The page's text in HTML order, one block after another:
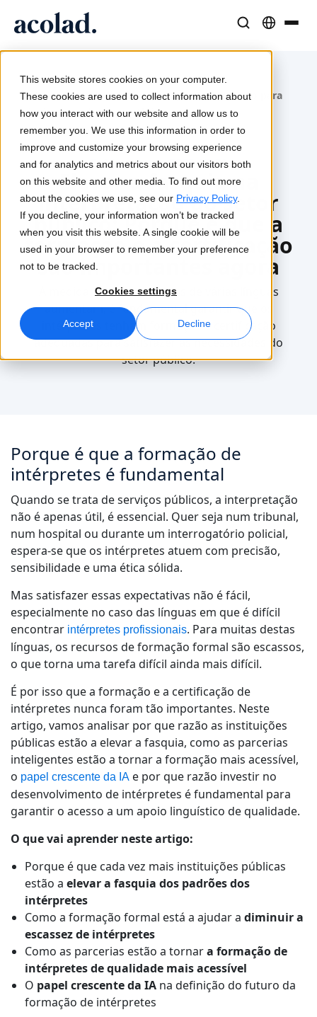
This website stores cookies on your computer.
These cookies are used to collect information about
how you interact with our website and allow us to
remember you. We use this information in order to
improve and customize your browsing experience
and for analytics and metrics about our visitors both
on this website and other media. To find out more
about the cookies we use, see our Privacy Policy.
If you decline, your information won’t be tracked
when you visit this website. A single cookie will be
used in your browser to remember your preference
not to be tracked.
Cookies settings
Accept Decline
Tradução
Velocidade da IA, precisão humana
Interpretação
Comunicação fluida em qualquer lugar
Mídia e Entretenimento
Leve histórias a cada tela
Consultoria e Outsourcing
Atinga e converta globalmente
Serviços de Dados
Todas as soluções
Ciências da Vida
Indústria Transformadora
Finanças
Jurídico
Instituições Públicas
Defesa e Segurança
Todos os setores
Lia Translate
Traduções instantâneas alinhadas com a sua marca
Conectividade
Integração nos fluxos de trabalho, de forma simples
Interpretação com IA
Tradução de voz em tempo real
Garantia de qualidade
Dublagem eficiente em grande escala
Conheça a Lia
Tradução com IA rápida, inteligente e escalável
Histórias de sucesso
Resultados reais dos nossos clientes
Artigos
Perspetivas de especialistas sobre conteúdo global
Ebooks
Guias e estratégias aprofundadas
Webinars on demand
Dominar a tradução com IA para marcas globais
Dicas para aumentar eficiência, escala e qualidade
Sobre a Acolad
Sustentabilidade
Parceiros
Notícias
Construa o seu futuro connosco
Faça parte da nossa rede global
Home / Serviços / Interpretação / Formação para
intérpretes do setor público
Publicado em 2025-08-01
Elevar a fasquia na
interpretação do setor
público: Porque é que a
formação e a certificação
são importantes agora
À medida que as exigências de várias línguas
aumentam, é fundamental garantir que os
intérpretes tenham formação e certificação
adequadas para satisfazer as necessidades do
setor público.
Porque é que a formação de
intérpretes é fundamental
Quando se trata de serviços públicos, a interpretação
não é apenas útil, é essencial. Quer seja num tribunal,
num hospital ou durante um interrogatório policial,
espera-se que os intérpretes atuem com precisão,
sensibilidade e uma ética sólida.
Mas satisfazer essas expectativas não é fácil,
especialmente no caso das línguas em que é difícil
encontrar intérpretes profissionais. Para muitas destas
línguas, os recursos de formação formal são escassos,
o que torna uma tarefa difícil ainda mais difícil.
É por isso que a formação e a certificação de
intérpretes nunca foram tão importantes. Neste
artigo, vamos analisar por que razão as instituições
públicas estão a elevar a fasquia, como as parcerias
inteligentes estão a tornar a formação mais acessível,
o papel crescente da IA e por que razão investir no
desenvolvimento de intérpretes é fundamental para
garantir o acesso a um apoio linguístico de qualidade.
O que vai aprender neste artigo:
Porque é que cada vez mais instituições públicas
estão a elevar a fasquia dos padrões dos
intérpretes
Como a formação formal está a ajudar a diminuir a
escassez de intérpretes
Como as parcerias estão a tornara formação de
intérpretes de qualidade mais acessível
O papel crescente da IA na definição do futuro da
formação de intérpretes